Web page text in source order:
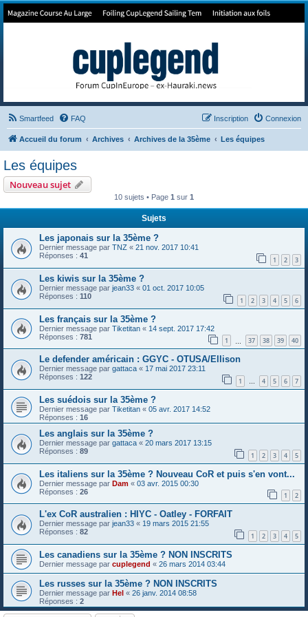
Forum de Cup In Europe
Smartfeed FAQ Connexion
Inscription
Accueil du forum Archives Archives de la 35ème Les équipes
Les équipes
Nouveau sujet
10 sujets • Page 1 sur 1
Sujets
Les japonais sur la 35ème ?
Dernier message par TNZ « 21 nov. 2017 10:41
Réponses : 41 1 2 3
Les kiwis sur la 35ème ?
Dernier message par jean33 « 01 oct. 2017 10:05
Réponses : 110 1 2 3 4 5 6
Les français sur la 35ème ?
Dernier message par Tiketitan « 14 sept. 2017 17:42
Réponses : 781 1 37 38 39 40
Le defender américain : GGYC - OTUSA/Ellison
Dernier message par gattaca « 17 mai 2017 23:11
Réponses : 122 1 … 4 5 6 7
Les suédois sur la 35ème ?
Dernier message par Tiketitan « 05 avr. 2017 14:52
Réponses : 16
Les anglais sur la 35ème ?
Dernier message par gattaca « 20 mars 2017 13:15
Réponses : 89 1 2 3 4 5
Les italiens sur la 35ème ? Nouveau CoR et puis s'en vont...
Dernier message par Dam « 03 avr. 2015 00:30
Réponses : 26 1 2
L'ex CoR australien : HIYC - Oatley - FORFAIT
Dernier message par jean33 « 19 mars 2015 21:55
Réponses : 82 1 2 3 4 5
Les canadiens sur la 35ème ? NON INSCRITS
Dernier message par cuplegend « 26 mars 2014 03:44
Les russes sur la 35ème ? NON INSCRITS
Dernier message par Hel « 26 janv. 2014 08:58
Réponses : 2